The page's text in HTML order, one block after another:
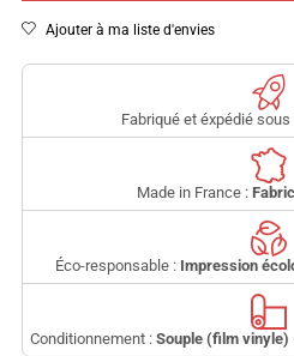
Ajouter à ma liste d'envies
Fabriqué et éxpédié sous
Made in France :
Éco-responsable : Impression
Conditionnement : Souple (film vinyle)